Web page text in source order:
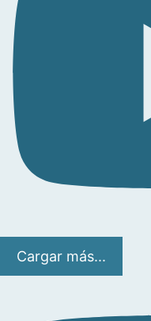
Cargar más...